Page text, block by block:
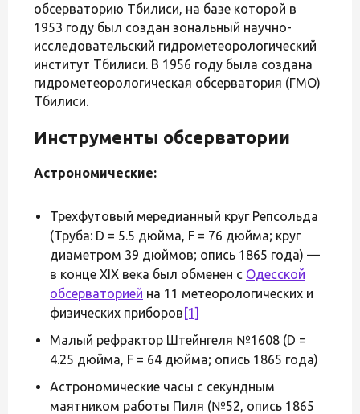
обсерваторию Тбилиси, на базе которой в
1953 году был создан зональный научно-
исследовательский гидрометеорологический
институт Тбилиси. В 1956 году была создана
гидрометеорологическая обсерватория (ГМО)
Тбилиси.
Инструменты обсерватории
Астрономические:
Трехфутовый мередианный круг Репсольда
(Труба: D = 5.5 дюйма, F = 76 дюйма; круг
диаметром 39 дюймов; опись 1865 года) —
в конце XIX века был обменен с Одесской
обсерваторией на 11 метеорологических и
физических приборов [1]
Малый рефрактор Штейнгеля №1608 (D =
4.25 дюйма, F = 64 дюйма; опись 1865 года)
Астрономические часы с секундным
маятником работы Пиля (№52, опись 1865